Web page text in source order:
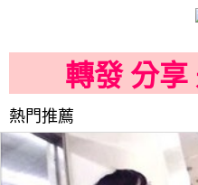
轉發 分享
熱門推薦